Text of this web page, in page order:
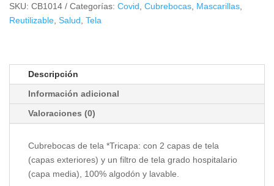
SKU: CB1014 Categorías: Covid Cubrebocas Mascarillas
Reutilizable Salud Tela
Descripción
Información adicional
Valoraciones (0)
Cubrebocas de tela *Tricapa: con 2 capas de tela
(capas exteriores) y un filtro de tela grado hospitalario
(capa media), 100% algodón y lavable.